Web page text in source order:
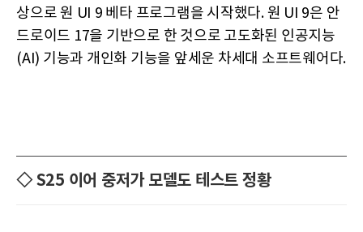
상으로 원 UI 9 베타 프로그램을 시작했다. 원 UI 9은 안
드로이드 17을 기반으로 한 것으로 고도화된 인공지능
(AI) 기능과 개인화 기능을 앞세운 차세대 소프트웨어다.
◇ S25 이어 중저가 모델도 테스트 정황